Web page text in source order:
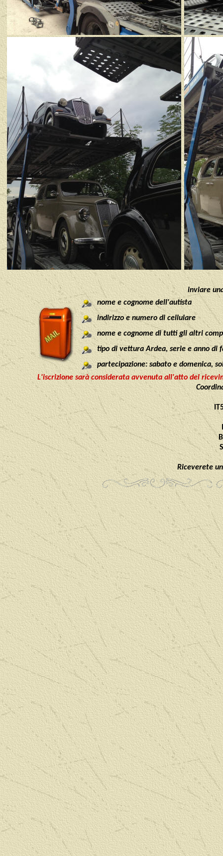
inviare
nome e cognome dell'autista
indirizzo e numero di cellulare
nome e cognome di tutti gli altri
tipo di vettura Ardea, serie e anno di
partecipazione: sabato e domenica,
L'iscrizione sarà considerata avvenuta all'atto del
Riceverete